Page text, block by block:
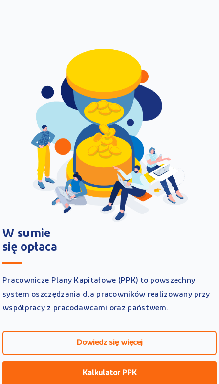
W sumie
się opłaca
Pracownicze Plany Kapitałowe (PPK) to powszechny
system oszczędzania dla pracowników realizowany przy
współpracy z pracodawcami oraz państwem.
Dowiedz się więcej
Kalkulator PPK